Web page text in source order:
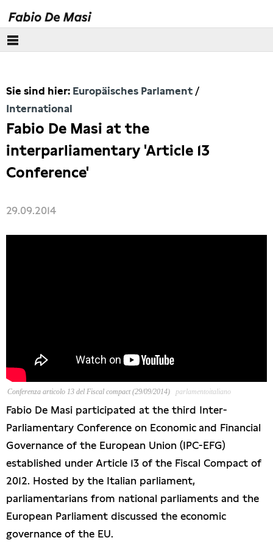
Europäisches Parlament
Kontakt
Transparenz
Sie sind hier: Europäisches Parlament
International
Fabio De Masi at the
interparliamentary 'Article 13
Conference'
29.09.2014
Conferenza articolo 13 del Fiscal compact (29/09/2014) parlamentoitaliano
Fabio De Masi participated at the third Inter-
Parliamentary Conference on Economic and Financial
Governance of the European Union (IPC-EFG)
established under Article 13 of the Fiscal Compact of
2012. Hosted by the Italian parliament,
parliamentarians from national parliaments and the
European Parliament discussed the economic
governance of the EU.